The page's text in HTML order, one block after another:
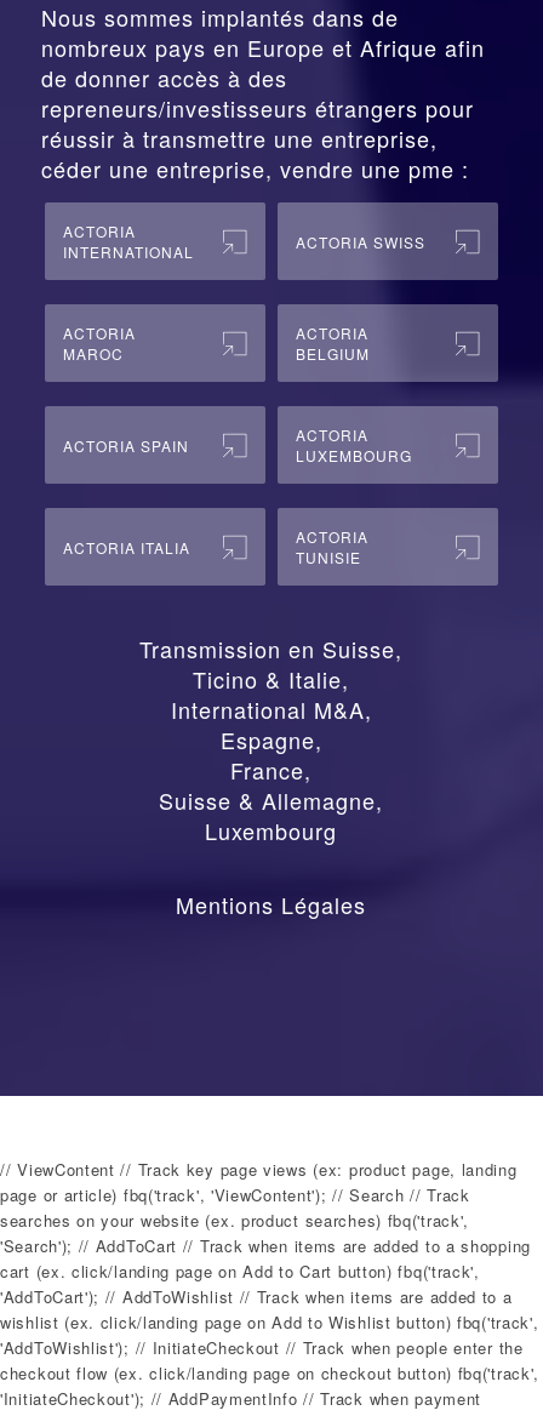
Nous sommes implantés dans de
nombreux pays en Europe et Afrique afin
de donner accès à des
repreneurs/investisseurs étrangers pour
réussir à transmettre une entreprise,
céder une entreprise, vendre une pme :
ACTORIA
INTERNATIONAL
ACTORIA SWISS
ACTORIA
MAROC
ACTORIA
BELGIUM
ACTORIA SPAIN
ACTORIA
LUXEMBOURG
ACTORIA ITALIA
ACTORIA
TUNISIE
Transmission en Suisse,
Ticino & Italie,
International M&A,
Espagne,
France,
Suisse & Allemagne,
Luxembourg
Mentions Légales
// ViewContent // Track key page views (ex: product page, landing
page or article) fbq('track', 'ViewContent'); // Search // Track
searches on your website (ex. product searches) fbq('track',
'Search'); // AddToCart // Track when items are added to a shopping
cart (ex. click/landing page on Add to Cart button) fbq('track',
'AddToCart'); // AddToWishlist // Track when items are added to a
wishlist (ex. click/landing page on Add to Wishlist button) fbq('track',
'AddToWishlist'); // InitiateCheckout // Track when people enter the
checkout flow (ex. click/landing page on checkout button) fbq('track',
'InitiateCheckout'); // AddPaymentInfo // Track when payment